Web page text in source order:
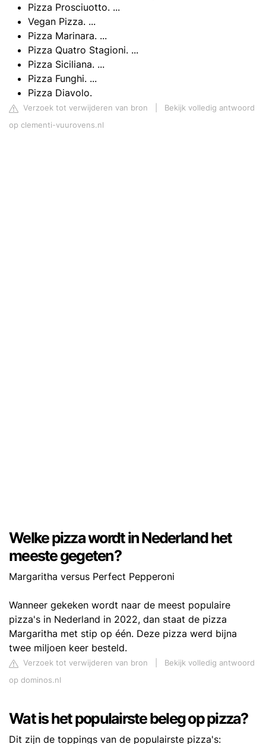
Pizza Prosciuotto. ...
Vegan Pizza. ...
Pizza Marinara. ...
Pizza Quatro Stagioni. ...
Pizza Siciliana. ...
Pizza Funghi. ...
Pizza Diavolo.
Verzoek tot verwijderen van bron
Bekijk volledig antwoord
op clementi-vuurovens.nl
Welke pizza wordt in Nederland het
meeste gegeten?
Margaritha versus Perfect Pepperoni
Wanneer gekeken wordt naar de meest populaire
pizza's in Nederland in 2022, dan staat de pizza
Margaritha met stip op één. Deze pizza werd bijna
twee miljoen keer besteld.
Verzoek tot verwijderen van bron
Bekijk volledig antwoord
op dominos.nl
Wat is het populairste beleg op pizza?
Dit zijn de toppings van de populairste pizza's: